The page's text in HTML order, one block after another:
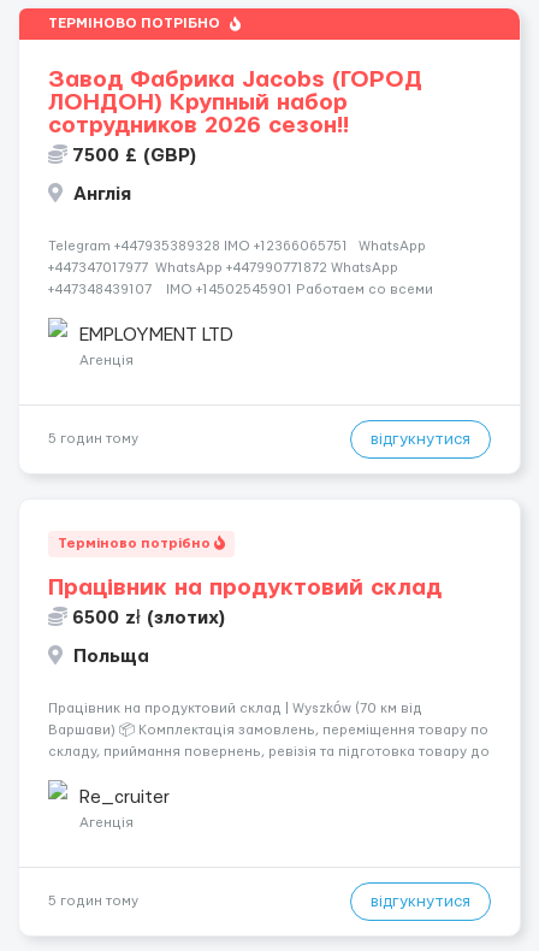
ТЕРМІНОВО ПОТРІБНО
Завод Фабрика Jacobs (ГОРОД
ЛОНДОН) Крупный набор
сотрудников 2026 сезон!!
7500 £ (GBP)
Англія
Telegram +447935389328 IMO +12366065751 WhatsApp
+447347017977 WhatsApp +447990771872 WhatsApp
+447348439107 IMO +14502545901 Работаем со всеми
СДЕЛАЙ СКРИНШОТ! Telegram:@Vitali_Novikovs Telegram
@Vitali...
EMPLOYMENT LTD
Агенція
5 годин тому відгукнутися
Терміново потрібно
Працівник на продуктовий склад
6500 zł (злотих)
Польща
Працівник на продуктовий склад | Wyszków (70 км від
Варшави) 📦 Комплектація замовлень, переміщення товару по
складу, приймання повернень, ревізія та підготовка товару до
— акордна система оплати (можливий заробіто...
Re_cruiter
Агенція
5 годин тому відгукнутися